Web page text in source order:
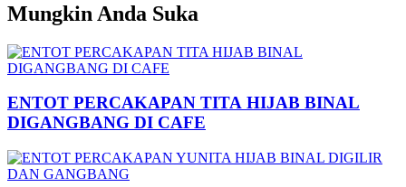
Mungkin Anda Suka
ENTOT PERCAKAPAN TITA HIJAB BINAL
DIGANGBANG DI CAFE